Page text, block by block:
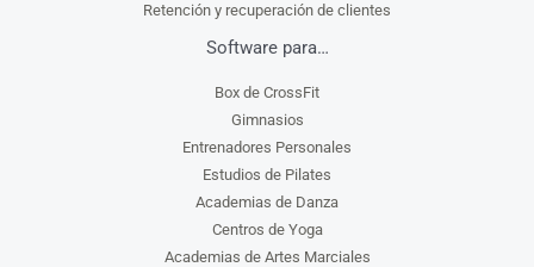
Retención y recuperación de clientes
Software para…
Box de CrossFit
Gimnasios
Entrenadores Personales
Estudios de Pilates
Academias de Danza
Centros de Yoga
Academias de Artes Marciales